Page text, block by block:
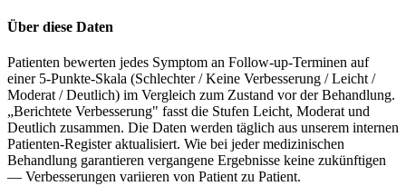
Über diese Daten
Patienten bewerten jedes Symptom an Follow-up-Terminen auf
einer 5-Punkte-Skala (Schlechter / Keine Verbesserung / Leicht /
Moderat / Deutlich) im Vergleich zum Zustand vor der Behandlung.
„Berichtete Verbesserung" fasst die Stufen Leicht, Moderat und
Deutlich zusammen. Die Daten werden täglich aus unserem internen
Patienten-Register aktualisiert. Wie bei jeder medizinischen
Behandlung garantieren vergangene Ergebnisse keine zukünftigen
— Verbesserungen variieren von Patient zu Patient.